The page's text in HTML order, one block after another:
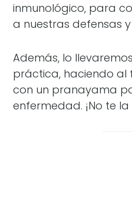
inmunológico, para
a nuestras defensas
Además, lo
práctica, haciendo al
con un pranayama
enfermedad. ¡No te